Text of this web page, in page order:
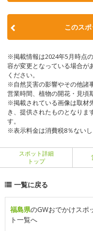
このス
※掲載情報は2024年5月時点
容が変更となっている場合が
ください。
※自然災害の影響やその他諸
営業時間、植物の開花・見頃
※掲載されている画像は取材
き、提供されたものとなりま
す。
※表示料金は消費税8％ないし
スポット詳細
トップ
一覧に戻る
福島県のGWおでかけスポ
ト一覧へ